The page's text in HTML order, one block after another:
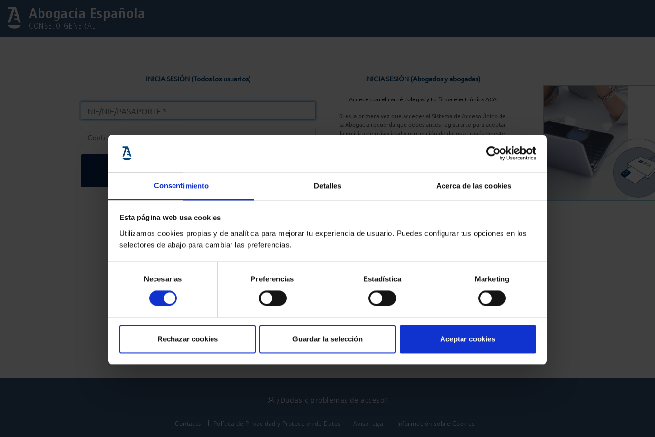
Consentimiento Detalles Acerca de las cookies
Esta página web usa cookies
Utilizamos cookies propias y de analítica para mejorar tu experiencia de usuario. Puedes configurar tus opciones en los
selectores de abajo para cambiar las preferencias.
consentimiento
Necesarias Preferencias Estadística Marketing
Rechazar cookies Guardar la selección Aceptar cookies
Abogacía Española
CONSEJO GENERAL
INICIA SESIÓN (Todos los usuarios)
Entrar
Solicitar Contraseña
INICIA SESIÓN (Abogados y abogadas)
Accede con el carné colegial y tu firma electrónica ACA
Si es la primera vez que accedes al Sistema de Acceso Único de
la Abogacía recuerda que debes antes registrarte para aceptar
la política de privacidad y protección de datos a través de este
Entrar con ACA Plus
¿No tienes cuenta?
política de privacidad
y términos del servicio
¿Dudas o problemas de acceso?
Contacto Política de Privacidad y Protección de Datos Aviso legal Información sobre Cookies